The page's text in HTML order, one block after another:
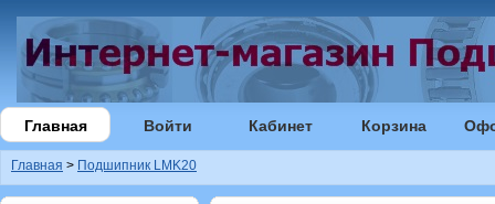
Главная Войти Кабинет Корзина
Главная > Подшипник LMK20